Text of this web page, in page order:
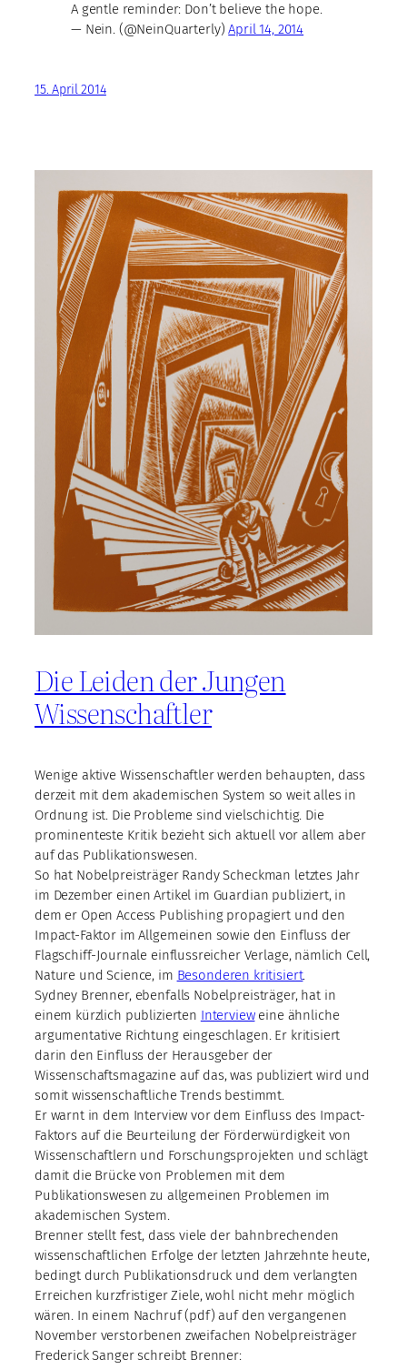
A gentle reminder: Don’t believe the hope.
— Nein. (@NeinQuarterly)April 14, 2014
15. April 2014
Die Leiden der Jungen
Wissenschaftler
Wenige aktive Wissenschaftler werden behaupten, dass
derzeit mit dem akademischen System so weit alles in
Ordnung ist. Die Probleme sind vielschichtig. Die
prominenteste Kritik bezieht sich aktuell vor allem aber
auf das Publikationswesen.
So hat Nobelpreisträger Randy Scheckman letztes Jahr
im Dezember einen Artikel im Guardian publiziert, in
dem er Open Access Publishing propagiert und den
Impact-Faktor im Allgemeinen sowie den Einfluss der
Flagschiff-Journale einflussreicher Verlage, nämlich Cell,
Nature und Science, im Besonderen kritisiert.
Sydney Brenner, ebenfalls Nobelpreisträger, hat in
einem kürzlich publizierten Intervieweine ähnliche
argumentative Richtung eingeschlagen. Er kritisiert
darin den Einfluss der Herausgeber der
Wissenschaftsmagazine auf das, was publiziert wird und
somit wissenschaftliche Trends bestimmt.
Er warnt in dem Interview vor dem Einfluss des Impact-
Faktors auf die Beurteilung der Förderwürdigkeit von
Wissenschaftlern und Forschungsprojekten und schlägt
damit die Brücke von Problemen mit dem
Publikationswesen zu allgemeinen Problemen im
akademischen System.
Brenner stellt fest, dass viele der bahnbrechenden
wissenschaftlichen Erfolge der letzten Jahrzehnte heute,
bedingt durch Publikationsdruck und dem verlangten
Erreichen kurzfristiger Ziele, wohl nicht mehr möglich
wären. In einem Nachruf (pdf) auf den vergangenen
November verstorbenen zweifachen Nobelpreisträger
Frederick Sanger schreibt Brenner: